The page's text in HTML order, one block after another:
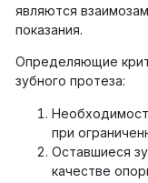
являются
показания.
Определяющие
зубного протеза:
при
Оставшиеся
качестве